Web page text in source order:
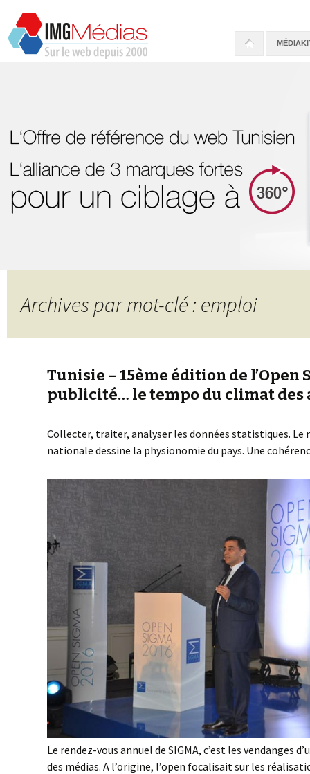
Archives par mot-clé : emploi
Tunisie – 15ème édition de l’Open
publicité… le tempo du climat des
Collecter, traiter, analyser les données statistiques.
nationale dessine la physionomie du pays. Une
Le rendez-vous annuel de SIGMA, c’est les vendanges
des médias. A l’origine, l’open focalisait sur les